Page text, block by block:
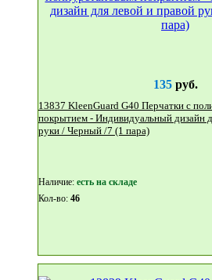
135руб.
13837 KleenGuard G40 Перчатки с полиуретановым
покрытием - Индивидуальный дизайн
руки / Черный /7 (1 пара)
Наличие: eсть на складе
Кол-во: 46